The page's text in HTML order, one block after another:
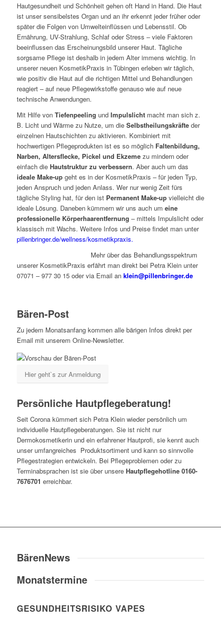
Hautgesundheit und Schönheit gehen oft Hand in Hand. Die Haut
ist unser sensibelstes Organ und an ihr erkennt jeder früher oder
später die Folgen von Umwelteinflüssen und Lebensstil. Ob
Ernährung, UV-Strahlung, Schlaf oder Stress – viele Faktoren
beeinflussen das Erscheinungsbild unserer Haut. Tägliche
sorgsame Pflege ist deshalb in jedem Alter immens wichtig. In
unserer neuen KosmetikPraxis in Tübingen erleben wir täglich,
wie positiv die Haut auf die richtigen Mittel und Behandlungen
reagiert – auf neue Pflegewirkstoffe genauso wie auf neue
technische Anwendungen.
Mit Hilfe von Tiefenpeeling und Impulslichtmacht man sich z.
B. Licht und Wärme zu Nutze, um die Selbstheilungskräfteder
einzelnen Hautschichten zu aktivieren. Kombiniert mit
hochwertigen Pflegeprodukten ist es so möglich Faltenbildung,
Narben, Altersflecke, Pickel und Ekzeme zu mindern oder
einfach die Hautstruktur zu verbessern. Aber auch um das
ideale Make-upgeht es in der KosmetikPraxis – für jeden Typ,
jeden Anspruch und jeden Anlass. Wer nur wenig Zeit fürs
tägliche Styling hat, für den ist Permanent Make-upvielleicht die
ideale Lösung. Daneben kümmern wir uns auch um eine
professionelle Körperhaarentfernung – mittels Impulslicht oder
klassisch mit Wachs. Weitere Infos und Preise findet man unter
pillenbringer.de/wellness/kosmetikpraxis.
Mehr über das Behandlungsspektrum
unserer KosmetikPraxis erfährt man direkt bei Petra Klein unter
07071 – 977 30 15 oder via Email an klein@pillenbringer.de
Bären-Post
Zu jedem Monatsanfang kommen alle bärigen Infos direkt per
Email mit unserem Online-Newsletter.
Hier geht`s zur Anmeldung
Persönliche Hautpflegeberatung!
Seit Corona kümmert sich Petra Klein wieder persönlich um
individuelle Hautpflegeberatungen. Sie ist nicht nur
Dermokosmetikerin und ein erfahrener Hautprofi, sie kennt auch
unser umfangreiches Produktsortiment und kann so sinnvolle
Pflegestrategien entwickeln. Bei Pflegeproblemen oder zu
Terminabsprachen ist sie über unsere Hautpflegehotline 0160-
7676701 erreichbar.
BärenNews
Monatstermine
GESUNDHEITSRISIKO VAPES